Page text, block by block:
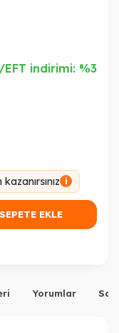
indirimi: %3
i
SEPETE EKLE
Yorumlar